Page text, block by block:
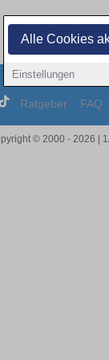
Alle Cookies
Einstellungen
Ratgeber FAQ
© 2000 - 2026 |